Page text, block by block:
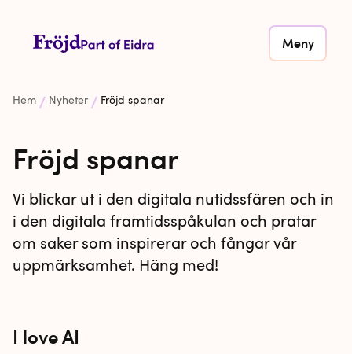
Meny
Hem Nyheter Fröjd spanar
Fröjd spanar
Vi blickar ut i den digitala nutidssfären och in
i den digitala framtidsspåkulan och pratar
om saker som inspirerar och fångar vår
uppmärksamhet. Häng med!
I love AI